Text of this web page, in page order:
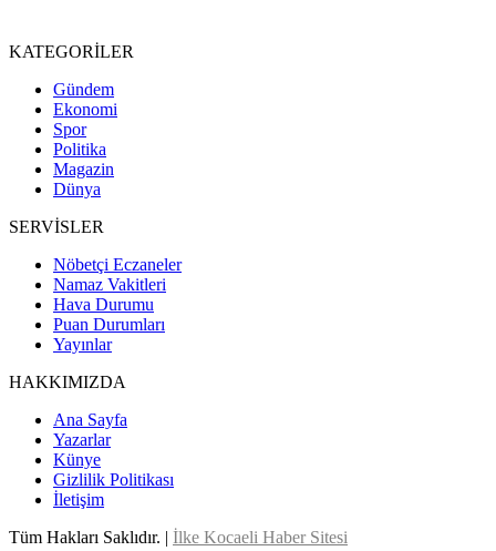
KATEGORİLER
Gündem
Ekonomi
Spor
Politika
Magazin
Dünya
SERVİSLER
Nöbetçi Eczaneler
Namaz Vakitleri
Hava Durumu
Puan Durumları
Yayınlar
HAKKIMIZDA
Ana Sayfa
Yazarlar
Künye
Gizlilik Politikası
İletişim
Tüm Hakları Saklıdır. | İlke Kocaeli Haber Sitesi